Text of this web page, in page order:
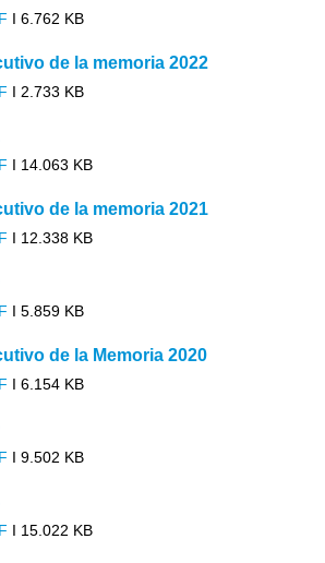
I 6.762 KB
de la memoria 2022
I 2.733 KB
I 14.063 KB
de la memoria 2021
I 12.338 KB
I 5.859 KB
de la Memoria 2020
I 6.154 KB
I 9.502 KB
I 15.022 KB